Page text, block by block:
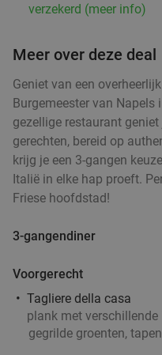
verzekerd (meer info)
Meer over deze deal
Geniet van een
Burgemeester van Napels
gezellige restaurant
gerechten, bereid op
krijg je een 3-gangen
Italië in elke hap proeft.
Friese hoofdstad!
3-gangendiner
Voorgerecht
Tagliere della casa
plank met verschillende
gegrilde groenten,